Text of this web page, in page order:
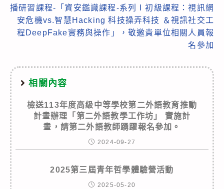
播研習課程-「資安鑑識課程-系列Ⅰ初級課程：視訊網
安危機vs.智慧Hacking 科技操弄科技 ＆視訊社交工
程DeepFake實務與操作」，敬邀貴單位相關人員報
名參加
相關內容
檢送113年度高級中等學校第二外語教育推動
計畫辦理「第二外語教學工作坊」 實施計
畫，請第二外語教師踴躍報名參加。
2024-09-27
2025第三屆青年哲學體驗營活動
2025-05-20